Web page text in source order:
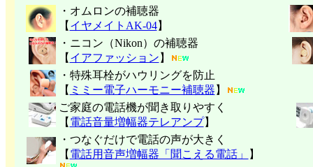
・オムロンの補聴器
【 イヤメイトAK-04】
・ニコン（Nikon）の補聴器
【 イアファッション 】
・特殊耳栓がハウリングを防止
【 ミミー電子ハーモニー補聴器 】
ご家庭の電話機が聞き取りやすく
【 電話音量増幅器テレアンプ】
・つなぐだけで電話の声が大きく
【 電話用音声増幅器「聞こえる電話」 】